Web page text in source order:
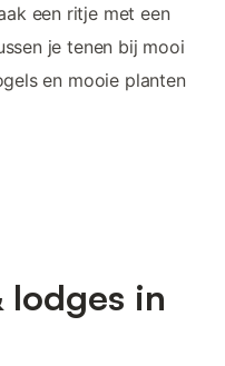
een ritje met een
je tenen bij mooi
en mooie planten
lodges in